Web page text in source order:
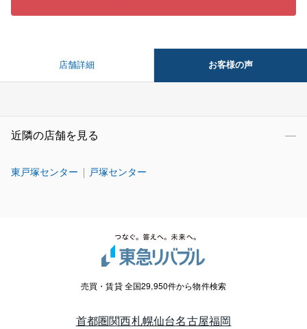
店舗詳細 お客様の声
近隣の店舗を見る
東戸塚センター 戸塚センター
売買・賃貸 全国29,950件から物件検索
首都圏関西札幌仙台名古屋福岡